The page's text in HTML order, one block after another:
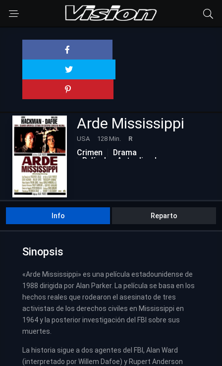
Arde Mississippi
USA 128 Min. R
Crimen
Drama
Películas Actualizadas
Info Reparto
Sinopsis
«Arde Mississippi» es una película estadounidense de
1988 dirigida por Alan Parker. La película se basa en los
hechos reales que rodearon el asesinato de tres
activistas de los derechos civiles en Mississippi en
1964 y la posterior investigación del FBI sobre sus
muertes.
La historia sigue a dos agentes del FBI, Alan Ward
(interpretado por Willem Dafoe) y Rupert Anderson